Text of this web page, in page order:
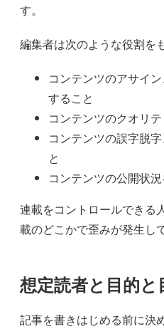
す。
編集者は次のような役割を
コンテンツのアサイ
すること
コンテンツのクオリ
コンテンツの誤字脱
と
コンテンツの公開状
連載をコントロールできる
載のどこかで歪みが発生し
想定読者と目的
記事を書きはじめる前に決